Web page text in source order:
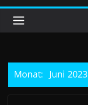
Monat: Juni 2023